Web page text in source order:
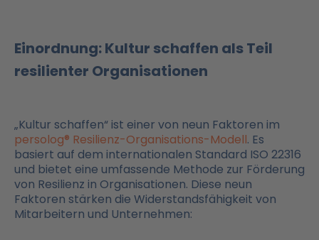
Einordnung: Kultur schaffen als Teil
resilienter Organisationen
„Kultur schaffen“ ist einer von neun Faktoren im
persolog® Resilienz-Organisations-Modell. Es
basiert auf dem internationalen Standard ISO 22316
und bietet eine umfassende Methode zur Förderung
von Resilienz in Organisationen. Diese neun
Faktoren stärken die Widerstandsfähigkeit von
Mitarbeitern und Unternehmen: